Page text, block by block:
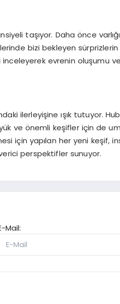
taşıyor. Daha önce
bizi bekleyen
evrenin oluşumu
ilerleyişine ışık tutuyor.
ve önemli keşifler için de
için yapılan her yeni keşif,
perspektifler sunuyor.
Mail: